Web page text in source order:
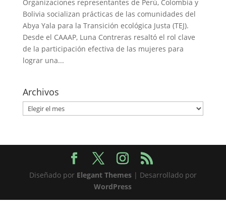
Organizaciones representantes de Perú, Colombia y
Bolivia socializan prácticas de las comunidades del
Abya Yala para la Transición ecológica Justa (TEJ).
Desde el CAAAP, Luna Contreras resaltó el rol clave
de la participación efectiva de las mujeres para
lograr una...
Archivos
Archivos
Diseñado por Elegant Themes| Desarrollado por
WordPress